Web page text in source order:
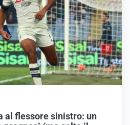
al flessore sinistro: un